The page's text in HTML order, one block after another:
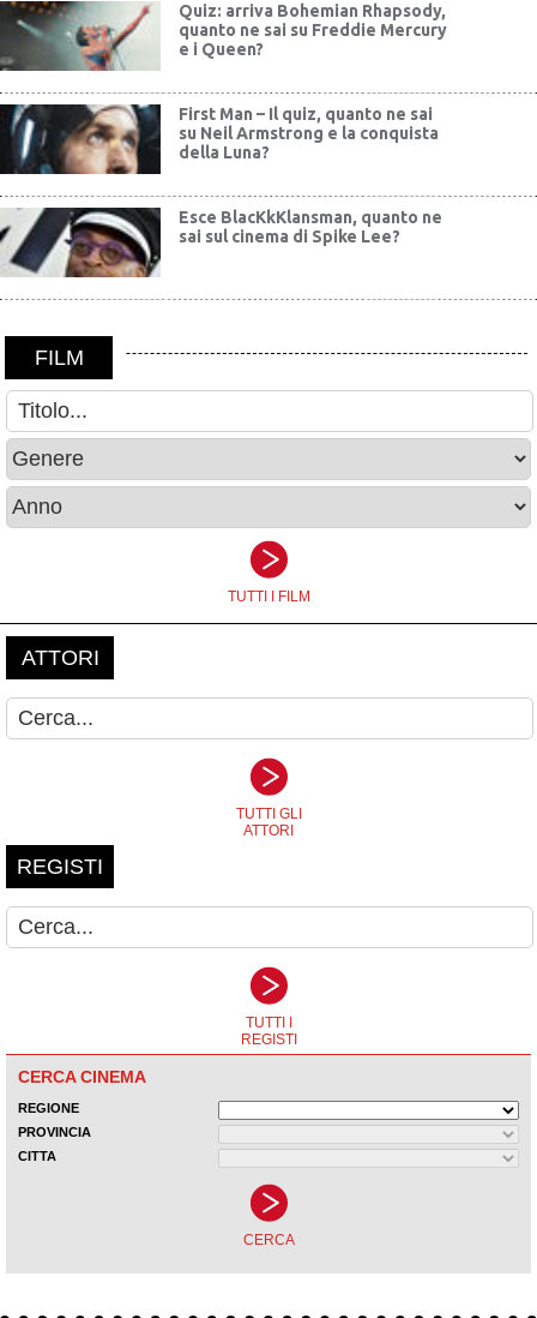
Quiz: arriva Bohemian Rhapsody,
quanto ne sai su Freddie Mercury
e i Queen?
First Man – Il quiz, quanto ne sai
su Neil Armstrong e la conquista
della Luna?
Esce BlacKkKlansman, quanto ne
sai sul cinema di Spike Lee?